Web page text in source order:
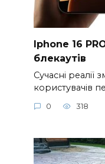
Iphone 16
блекаутів
Сучасні реалії
користувачів
0 318